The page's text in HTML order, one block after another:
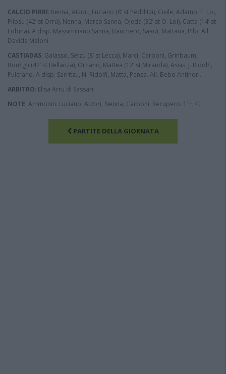
CALCIO PIRRI: Renna, Atzori, Luciano (8’ st Pedditzi), Civile, Adamo, F. Loi,
Pilosu (42’ st Orrù), Nenna, Marco Sanna, Ojeda (32’ st O. Loi), Catta (14’ st
Lobina). A disp. Massimiliano Sanna, Banchero, Saadi, Mattana, Pilo. All.
Davide Meloni.
CASTIADAS: Galasso, Setzu (8’ st Lecca), Marci, Carboni, Grinbaum,
Bonfigli (42’ st Bellanza), Ornano, Mattea (12’ st Miranda), Assis, J. Ridolfi,
Pulcrano. A disp. Sarritzu, N. Ridolfi, Matta, Pensa. All. Bebo Antinori.
ARBITRO: Elisa Arru di Sassari.
NOTE: Ammoniti: Luciano, Atzori, Nenna, Carboni. Recupero: 1’ + 4’.
PARTITE DELLA GIORNATA